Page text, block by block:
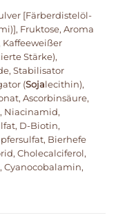
[Färberdistelöl-
Fruktose, Aroma
Stärke),
Stabilisator
(Sojalecithin),
Ascorbinsäure,
Niacinamid,
D-Biotin,
Bierhefe
Cholecalciferol,
Cyanocobalamin,